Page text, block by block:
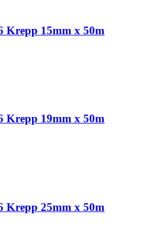
Krepp 15mm x 50m
Krepp 19mm x 50m
Krepp 25mm x 50m